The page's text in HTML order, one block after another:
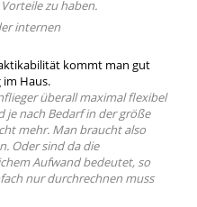
zu haben.
internen
kommt man gut
im Haus.
überall maximal flexibel
je nach Bedarf in der größe
mehr. Man braucht also
Oder sind da die
Aufwand bedeutet, so
nur durchrechnen muss